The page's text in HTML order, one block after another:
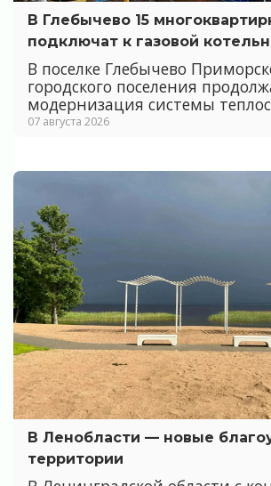
В Глебычево 15
подключат к газовой
В поселке Глебычево
городского поселения
модернизация системы
07 августа 2026
В Ленобласти — новые
территории